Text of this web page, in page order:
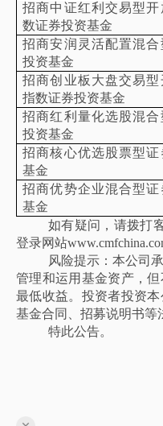
招商中证红利交易型开
数证券投资基金
招商安润灵活配置混合
投资基金
招商创业板大盘交易型
指数证券投资基金
招商红利量化选股混合
投资基金
招商核心优选股票型证
基金
招商优势企业混合型证
基金
如有疑问，请拨打
登录网站
风险提示：本公司
管理和运用基金资产，
最低收益。投资者投资
基金合同、招募说明书等
特此公告。